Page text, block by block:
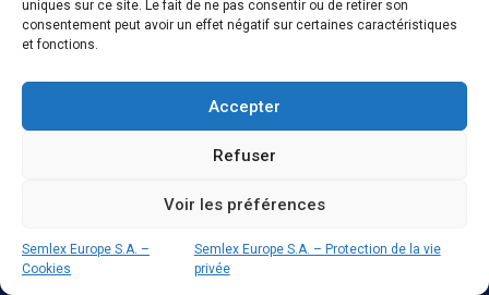
uniques sur ce site. Le fait de ne pas consentir ou de retirer son
consentement peut avoir un effet négatif sur certaines caractéristiques
et fonctions.
Accepter
Refuser
Voir les préférences
Semlex Europe S.A. –
Cookies
Semlex Europe S.A. – Protection de la vie
privée
1180 Bruxelles, Belgique
Brochure
Semlex For Education